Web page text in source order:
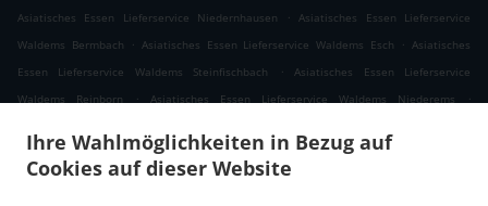
Ihre Wahlmöglichkeiten in Bezug auf
Cookies auf dieser Website
Asiatisches Essen Lieferservice Niedernhausen
.
Asiatisches Essen Lieferservice
Waldems Bermbach
. Asiatisches Essen Lieferservice Waldems Esch . Asiatisches
Essen Lieferservice Waldems Steinfischbach
.
Asiatisches Essen Lieferservice
Waldems Reinborn
. Asiatisches Essen Lieferservice Waldems Niederems
.
Taunusstein Eschenhahn
. Asiatisches Essen Lieferservice Taunusstein Neuhof
Asiatisches Essen Lieferservice Taunusstein Maisel